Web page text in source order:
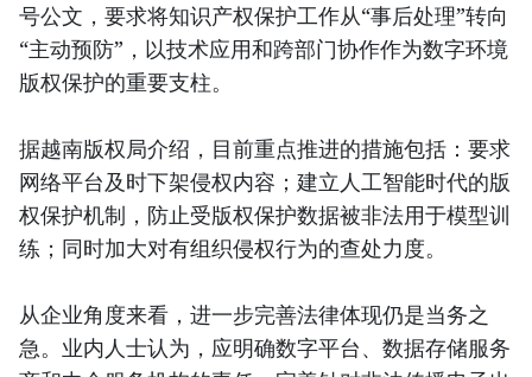
号公文，要求将知识产权保护工作从“事后处理”转向
“主动预防”，以技术应用和跨部门协作作为数字环境
版权保护的重要支柱。
据越南版权局介绍，目前重点推进的措施包括：要求
网络平台及时下架侵权内容；建立人工智能时代的版
权保护机制，防止受版权保护数据被非法用于模型训
练；同时加大对有组织侵权行为的查处力度。
从企业角度来看，进一步完善法律体现仍是当务之
急。业内人士认为，应明确数字平台、数据存储服务